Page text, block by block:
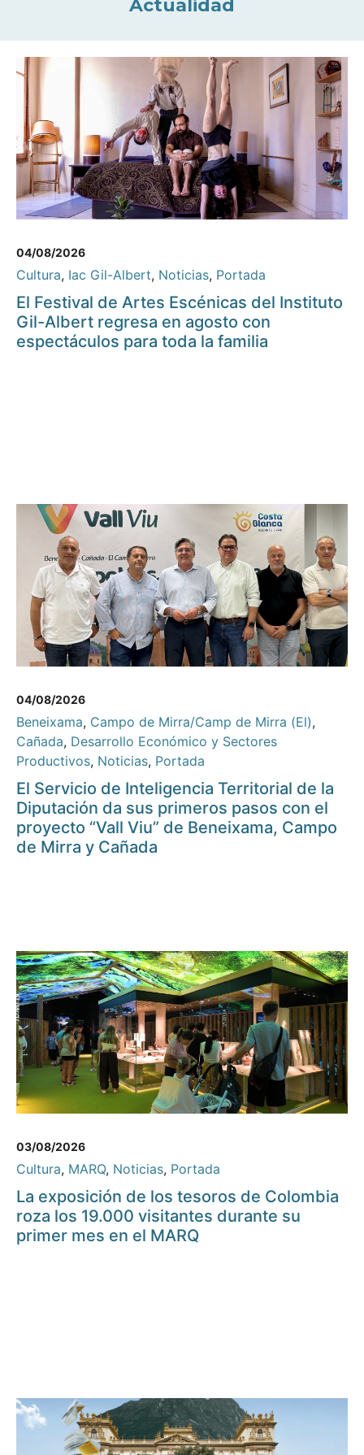
Actualidad
04/08/2026
Cultura, Iac Gil-Albert, Noticias, Portada
El Festival de Artes Escénicas del Instituto
Gil-Albert regresa en agosto con
espectáculos para toda la familia
04/08/2026
Beneixama, Campo de Mirra/Camp de Mirra (El),
Cañada, Desarrollo Económico y Sectores
Productivos, Noticias, Portada
El Servicio de Inteligencia Territorial de la
Diputación da sus primeros pasos con el
proyecto “Vall Viu” de Beneixama, Campo
de Mirra y Cañada
03/08/2026
Cultura, MARQ, Noticias, Portada
La exposición de los tesoros de Colombia
roza los 19.000 visitantes durante su
primer mes en el MARQ